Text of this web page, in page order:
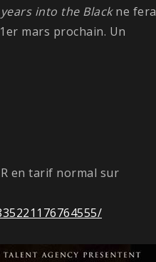
years into the Blackne fera
mars prochain. Un
en tarif normal sur